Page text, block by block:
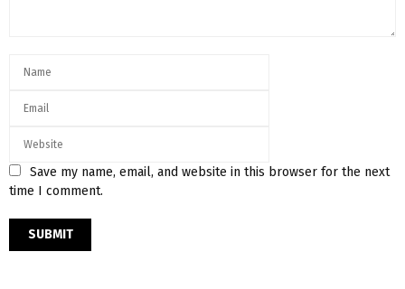
Save my name, email, and website in this browser for the next
time I comment.